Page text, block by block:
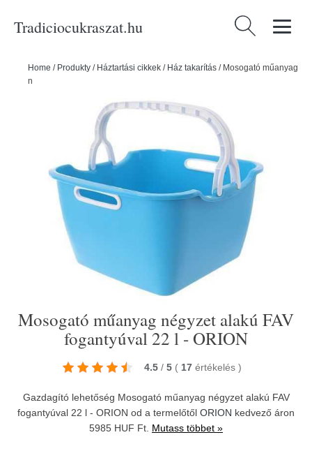
Tradiciocukraszat.hu Keresés:
Home / Produkty / Háztartási cikkek / Ház takarítás / Mosogató műanyag
négyzet alakú FAV fogantyúval 22 l - ORION
Mosogató műanyag négyzet alakú FAV
fogantyúval 22 l - ORION
4.5 / 5 ( 17 értékelés )
Gazdagító lehetőség Mosogató műanyag négyzet alakú FAV
fogantyúval 22 l - ORION od a termelőtől ORION kedvező áron
5985 HUF Ft. Mutass többet »